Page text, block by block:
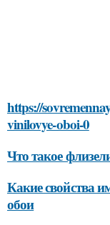
https://
vinilovye-oboi-0
Что такое
Какие свойства
обои